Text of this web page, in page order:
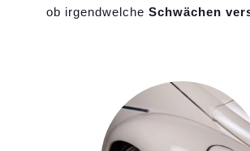
ob irgendwelche Schwächen